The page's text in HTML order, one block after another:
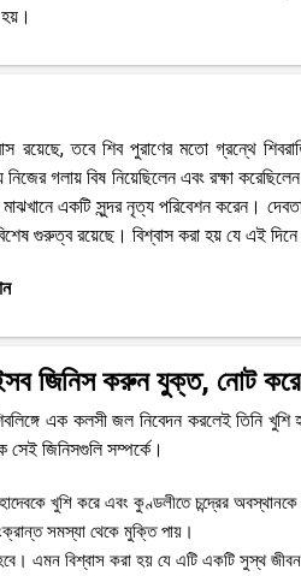
রয়েছে, তবে শিব পুরাণের মতো গ্রন্থে
নিজের গলায় বিষ নিয়েছিলেন এবং রক্ষা
মাঝখানে একটি সুন্দর নৃত্য পরিবেশন করেন।
গুরুত্ব রয়েছে। বিশ্বাস করা হয় যে এই দিনে
জিনিস করুন যুক্ত, নোট
এক কলসী জল নিবেদন করলেই তিনি খুশি
জিনিসগুলি সম্পর্কে।
খুশি করে এবং কুণ্ডলীতে চন্দ্রের
সমস্যা থেকে মুক্তি পায়।
এমন বিশ্বাস করা হয় যে এটি একটি সুস্থ